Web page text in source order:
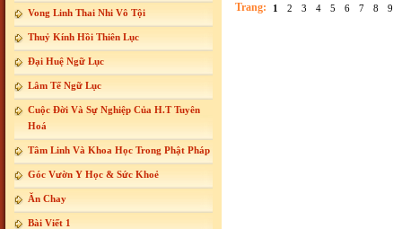
Vong Linh Thai Nhi Vô Tội
Thuỷ Kính Hồi Thiên Lục
Đại Huệ Ngữ Lục
Lâm Tế Ngữ Lục
Cuộc Đời Và Sự Nghiệp Của H.T Tuyên
Hoá
Tâm Linh Và Khoa Học Trong Phật Pháp
Góc Vườn Y Học & Sức Khoẻ
Ăn Chay
Bài Viết 1
Trang: 1 2 3 4 5 6 7 8 9